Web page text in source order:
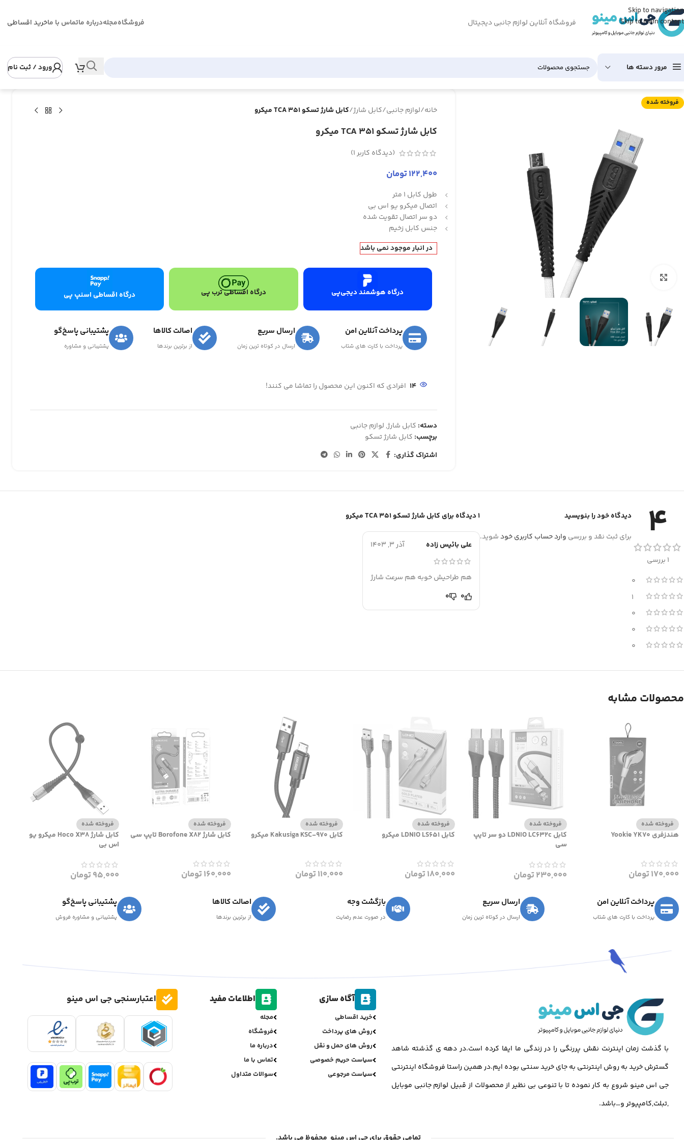
Skip to navigation
Skip to main content
فروشگاه آنلاین لوازم جانبی دیجیتال فروشگاهمجلهدرباره ماتماس با ماخرید اقساطی
مرور دسته ها ورود / ثبت نام
فروخته شده
خانه/لوازم جانبی/کابل شارژ/کابل شارژ تسکو TCA 351 میکرو
کابل شارژ تسکو TCA 351 میکرو
(دیدگاه کاربر1
)
122,400تومان
طول کابل 1 متر
اتصال میکرو یو اس بی
دو سر اتصال تقویت شده
جنس کابل زخیم
در انبار موجود نمی باشد
درگاه هوشمند دیجی‌پی درگاه اقساطی ترب پی درگاه اقساطی اسنپ پی
پرداخت آنلاین امن
پرداخت با کارت های شتاب
ارسال سریع
ارسال در کوتاه ترین زمان
اصالت کالاها
از برترین برندها
پشتیبانی پاسخ‌گو
پشتیبانی و مشاوره
14 افرادی که اکنون این محصول را تماشا می کنند!
دسته: کابل شارژ, لوازم جانبی
برچسب: کابل شارژ تسکو
اشتراک گذاری:
4
1 بررسی
0
1
0
0
0
1 دیدگاه برای کابل شارژ تسکو TCA 351 میکرو
علی بائیس زاده آذر 3, 1403
هم طراحیش خوبه هم سرعت شارژ
0
0
دیدگاه خود را بنویسید
برای ثبت نقد و بررسی وارد حساب کاربری خودشوید.
محصولات مشابه
فروخته شده
هندزفری Yookie YK70
170,000تومان
فروخته شده
کابل LDNIO LC632c دو سر تایپ
سی
230,000تومان
فروخته شده
کابل LDNIO LS651 میکرو
180,000تومان
فروخته شده
کابل Kakusiga KSC-970 میکرو
110,000تومان
فروخته شده
کابل شارژ Borofone X82 تایپ سی
160,000تومان
فروخته شده
کابل شارژ Hoco X38 میکرو یو
اس بی
95,000تومان
پرداخت آنلاین امن
پرداخت با کارت های شتاب
ارسال سریع
ارسال در کوتاه ترین زمان
بازگشت وجه
در صورت عدم رضایت
اصالت کالاها
از برترین برندها
پشتیبانی پاسخ‌گو
پشتیبانی و مشاوره فروش
با گذشت زمان اینترنت نقش پررنگی را در زندگی ما ایفا کرده است.در دهه ی گذشته شاهد
گسترش خرید به روش اینترنتی به جای خرید سنتی بوده ایم.در همین راستا فروشگاه اینترنتی
جی اس مینو شروع به کار نموده تا با تنوعی بی نظیر از محصولات از قبیل لوازم جانبی موبایل
,تبلت,کامپیوتر و…باشد.
آگاه سازی
خرید اقساطی
روش های پرداخت
روش های حمل و نقل
سیاست حریم خصوصی
سیاست مرجوعی
اطلاعات مفید
مجله
فروشگاه
درباره ما
تماس با ما
سوالات متداول
اعتبارسنجی جی اس مینو